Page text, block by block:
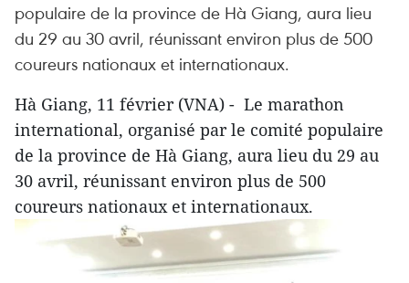
populaire de la province de Hà Giang, aura lieu
du 29 au 30 avril, réunissant environ plus de 500
coureurs nationaux et internationaux.
Hà Giang, 11 février (VNA) - Le marathon
international, organisé par le comité populaire
de la province de Hà Giang, aura lieu du 29 au
30 avril, réunissant environ plus de 500
coureurs nationaux et internationaux.